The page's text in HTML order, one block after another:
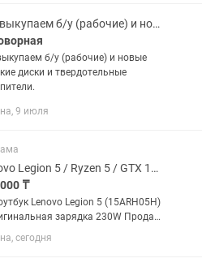
Мы выкупаем б/у (рабочие) и новые жесткие диски и твердотельные накопители.
б/у (рабочие) и новые
диски и твердотельные
9 июля
Lenovo Legion 5 / Ryzen 5 / GTX 1660 Ti / 16GB RAM / SSD HDD
₸
Lenovo Legion 5 (15ARH05H)
зарядка 230W Продаю
игровой ноутбук Lenovo Legion
состоянии.
сегодня